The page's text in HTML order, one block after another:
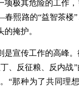
项极其危险的工作
熙路的“益智茶楼”
掩护。
是宣传工作的高峰
、反征粮、反内
“那种为了共同理